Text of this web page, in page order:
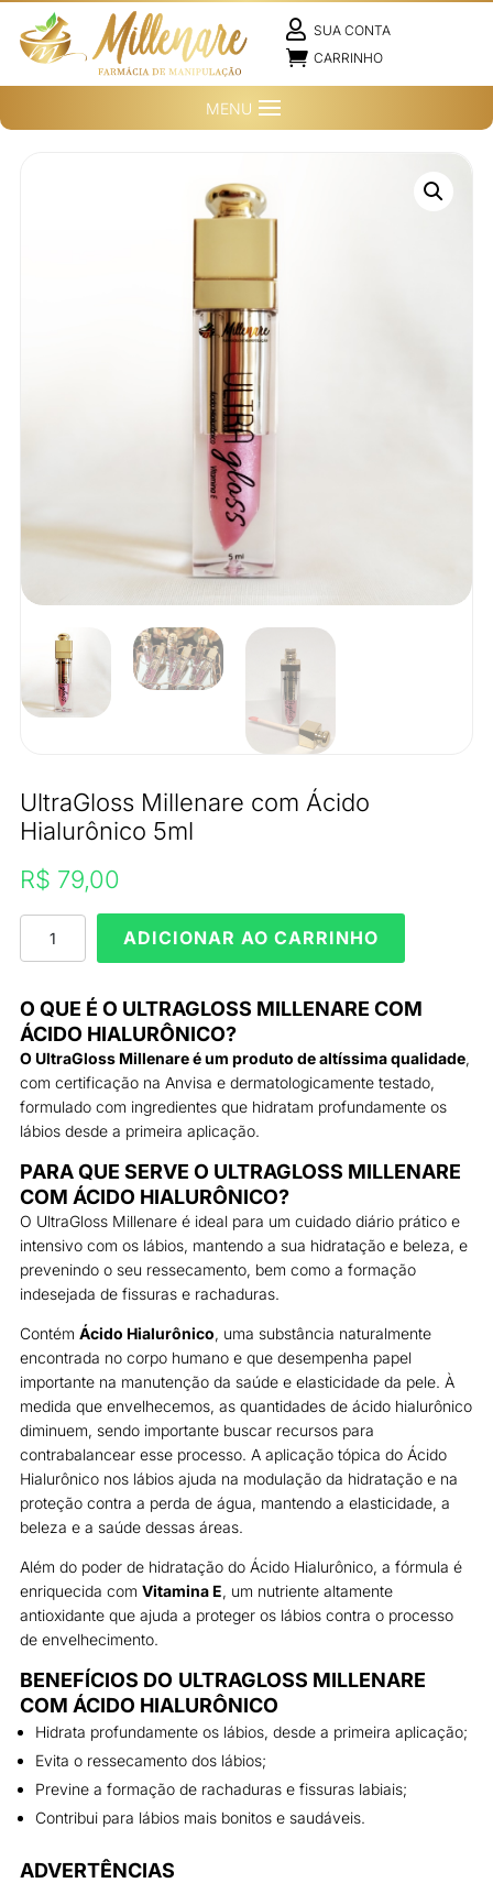
 SUA CONTA
 CARRINHO
UltraGloss Millenare com Ácido
Hialurônico 5ml
R$ 79,00
UltraGloss
Millenare
Ácido
Hialurônico
5ml
quantidade
ADICIONAR AO CARRINHO
O QUE É O ULTRAGLOSS MILLENARE COM
ÁCIDO HIALURÔNICO?
O UltraGloss Millenare é um produto de altíssima qualidade,
com certificação na Anvisa e dermatologicamente testado,
formulado com ingredientes que hidratam profundamente os
lábios desde a primeira aplicação.
PARA QUE SERVE O ULTRAGLOSS MILLENARE
COM ÁCIDO HIALURÔNICO?
O UltraGloss Millenare é ideal para um cuidado diário prático e
intensivo com os lábios, mantendo a sua hidratação e beleza, e
prevenindo o seu ressecamento, bem como a formação
indesejada de fissuras e rachaduras.
Contém Ácido Hialurônico, uma substância naturalmente
encontrada no corpo humano e que desempenha papel
importante na manutenção da saúde e elasticidade da pele. À
medida que envelhecemos, as quantidades de ácido hialurônico
diminuem, sendo importante buscar recursos para
contrabalancear esse processo. A aplicação tópica do Ácido
Hialurônico nos lábios ajuda na modulação da hidratação e na
proteção contra a perda de água, mantendo a elasticidade, a
beleza e a saúde dessas áreas.
Além do poder de hidratação do Ácido Hialurônico, a fórmula é
enriquecida com Vitamina E, um nutriente altamente
antioxidante que ajuda a proteger os lábios contra o processo
de envelhecimento.
BENEFÍCIOS DO ULTRAGLOSS MILLENARE
COM ÁCIDO HIALURÔNICO
Hidrata profundamente os lábios, desde a primeira aplicação;
Evita o ressecamento dos lábios;
Previne a formação de rachaduras e fissuras labiais;
Contribui para lábios mais bonitos e saudáveis.
ADVERTÊNCIAS